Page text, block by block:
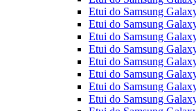
Etui do Samsung
Etui do Samsung
Etui do Samsung
Etui do Samsung
Etui do Samsung
Etui do Samsung
Etui do Samsung
Etui do Samsung